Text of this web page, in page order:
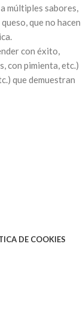
múltiples sabores,
que no hacen
con éxito,
con pimienta, etc.)
que demuestran
DE COOKIES